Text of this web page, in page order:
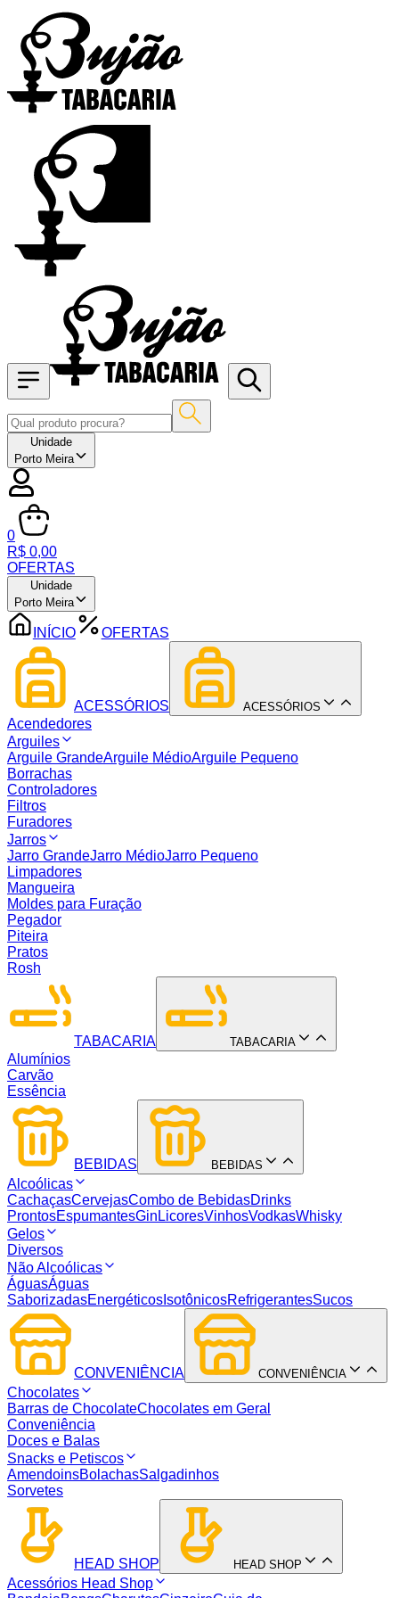
Unidade
Porto Meira
0
R$ 0,00
OFERTAS
Unidade
Porto Meira
INÍCIO OFERTAS
ACESSÓRIOS ACESSÓRIOS
Acendedores
Arguiles
Arguile GrandeArguile MédioArguile Pequeno
Borrachas
Controladores
Filtros
Furadores
Jarros
Jarro GrandeJarro MédioJarro Pequeno
Limpadores
Mangueira
Moldes para Furação
Pegador
Piteira
Pratos
Rosh
TABACARIA TABACARIA
Alumínios
Carvão
Essência
BEBIDAS BEBIDAS
Alcoólicas
CachaçasCervejasCombo de BebidasDrinks
ProntosEspumantesGin LicoresVinhosVodkasWhisky
Gelos
Diversos
Não Alcoólicas
ÁguasÁguas
SaborizadasEnergéticos IsotônicosRefrigerantesSucos
CONVENIÊNCIA CONVENIÊNCIA
Chocolates
Barras de ChocolateChocolates em Geral
Conveniência
Doces e Balas
Snacks e Petiscos
AmendoinsBolachasSalgadinhos
Sorvetes
HEAD SHOP HEAD SHOP
Acessórios Head Shop